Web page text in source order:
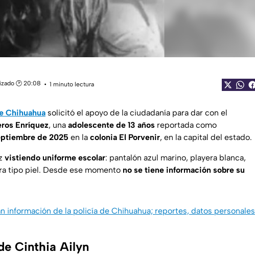
🕑 20:08
1 minuto lectura
Chihuahua solicitó el apoyo de la ciudadanía para dar con el
Enríquez, una adolescente de 13 años reportada como
de 2025 en la colonia El Porvenir, en la capital del estado.
vistiendo uniforme escolar: pantalón azul marino, playera blanca,
tipo piel. Desde ese momento no se tiene información sobre su
información de la policía de Chihuahua; reportes, datos personales
Cinthia Ailyn